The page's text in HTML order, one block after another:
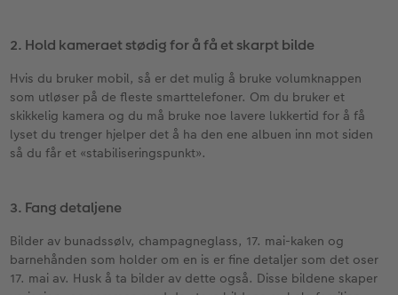
2. Hold kameraet stødig for å få et skarpt bilde
Hvis du bruker mobil, så er det mulig å bruke volumknappen
som utløser på de fleste smarttelefoner. Om du bruker et
skikkelig kamera og du må bruke noe lavere lukkertid for å få
lyset du trenger hjelper det å ha den ene albuen inn mot siden
så du får et «stabiliseringspunkt».
3. Fang detaljene
Bilder av bunadssølv, champagneglass, 17. mai-kaken og
barnehånden som holder om en is er fine detaljer som det oser
17. mai av. Husk å ta bilder av dette også. Disse bildene skaper